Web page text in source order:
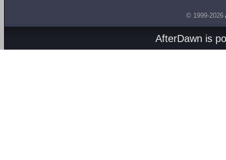
© 1999-2026
AfterDawn is